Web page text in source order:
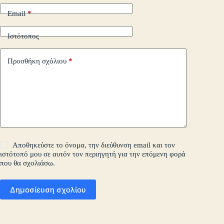
Email*
Ιστότοπος
Προσθήκη σχόλιου *
Αποθηκεύστε το όνομα, την διεύθυνση email και τον
ιστότοπό μου σε αυτόν τον περιηγητή για την επόμενη φορά
που θα σχολιάσω.
Δημοσίευση σχολίου